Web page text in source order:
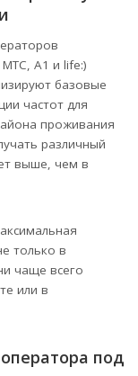
A1 и life:)
базовые
частот для
проживания
различный
выше, чем в
только в
чаще всего
или в
под